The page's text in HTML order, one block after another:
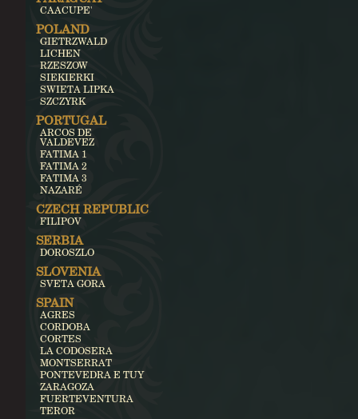
CAACUPE'
POLAND
GIETRZWALD
LICHEN
RZESZOW
SIEKIERKI
SWIETA LIPKA
SZCZYRK
PORTUGAL
ARCOS DE
VALDEVEZ
FATIMA 1
FATIMA 2
FATIMA 3
NAZARÉ
CZECH REPUBLIC
FILIPOV
SERBIA
DOROSZLO
SLOVENIA
SVETA GORA
SPAIN
AGRES
CORDOBA
CORTES
LA CODOSERA
MONTSERRAT
PONTEVEDRA E TUY
ZARAGOZA
FUERTEVENTURA
TEROR